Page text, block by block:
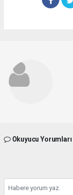
Okuyucu Yorumları